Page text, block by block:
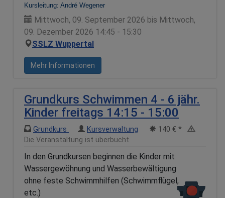
Kursleitung: André Wegener
Mittwoch, 09. September 2026 bis Mittwoch,
09. Dezember 2026 14:45 - 15:30
SSLZ Wuppertal
Mehr Informationen
Grundkurs Schwimmen 4 - 6 jähr.
Kinder freitags 14:15 - 15:00
Grundkurs Kursverwaltung
140 € *
Die Veranstaltung ist überbucht
In den Grundkursen beginnen die Kinder mit
Wassergewöhnung und Wasserbewältigung
ohne feste Schwimmhilfen (Schwimmflügel,
etc.)